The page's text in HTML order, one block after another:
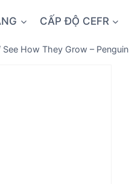
CẤP ĐỘ CEFR
See How They Grow – Penguin